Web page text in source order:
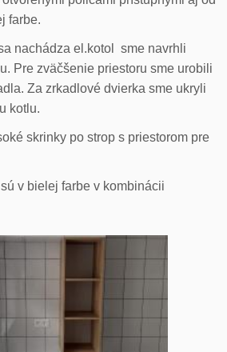
farbe.
nachádza el.kotol sme navrhli
Pre zväčšenie priestoru sme urobili
Za zrkadlové dvierka sme ukryli
kotlu.
skrinky po strop s priestorom pre
v bielej farbe v kombinácii